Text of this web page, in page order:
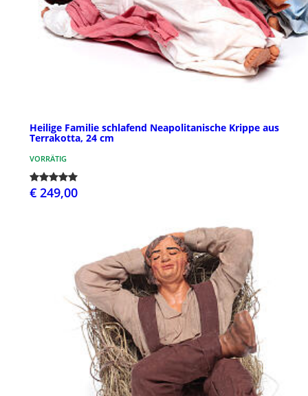
Heilige Familie schlafend Neapolitanische Krippe aus
Terrakotta, 24 cm
VORRÄTIG
€ 249,00